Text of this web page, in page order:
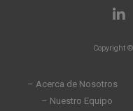
L
i
k
Copyright
– Acerca de Nosotros
– Nuestro Equipo